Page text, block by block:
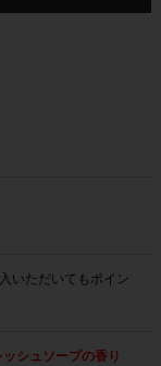
いただいてもポイン
シュソープの香り